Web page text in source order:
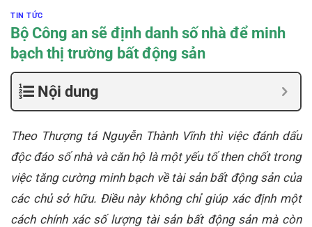
TIN TỨC
Bộ Công an sẽ định danh số nhà để minh
bạch thị trường bất động sản
Nội dung
Theo Thượng tá Nguyễn Thành Vĩnh thì việc đánh dấu
độc đáo số nhà và căn hộ là một yếu tố then chốt trong
việc tăng cường minh bạch về tài sản bất động sản của
các chủ sở hữu. Điều này không chỉ giúp xác định một
cách chính xác số lượng tài sản bất động sản mà còn